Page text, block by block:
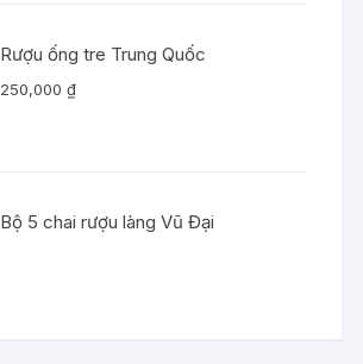
Rượu ống tre Trung Quốc
250,000₫
Bộ 5 chai rượu làng Vũ Đại